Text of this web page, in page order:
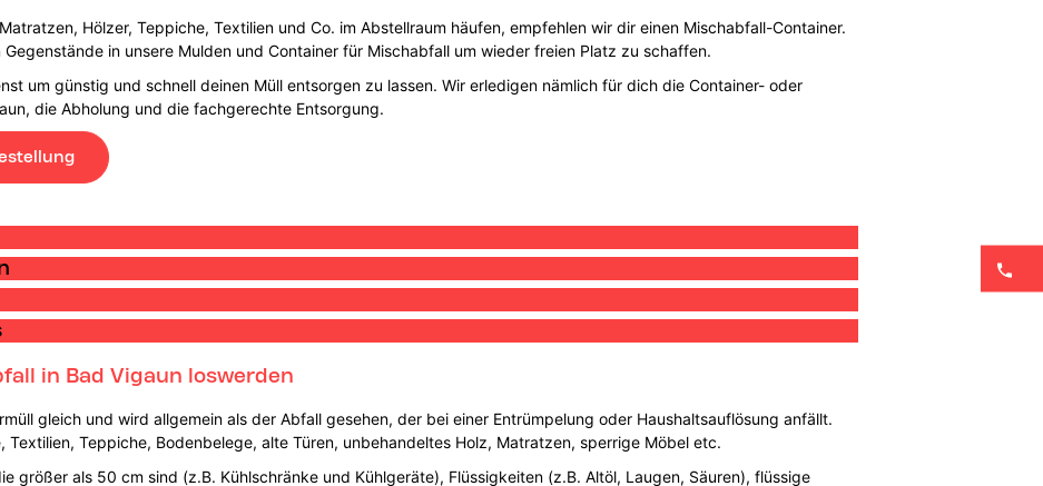
Hölzer, Teppiche, Textilien und Co. im Abstellraum häufen, empfehlen wir dir einen Mischabfall-Container.
in unsere Mulden und Container für Mischabfall um wieder freien Platz zu schaffen.
um günstig und schnell deinen Müll entsorgen zu lassen. Wir erledigen nämlich für dich die Container- oder
die Abholung und die fachgerechte Entsorgung.
in Bad Vigaun loswerden
gleich und wird allgemein als der Abfall gesehen, der bei einer Entrümpelung oder Haushaltsauflösung anfällt.
Teppiche, Bodenbelege, alte Türen, unbehandeltes Holz, Matratzen, sperrige Möbel etc.
größer als 50 cm sind (z.B. Kühlschränke und Kühlgeräte), Flüssigkeiten (z.B. Altöl, Laugen, Säuren), flüssige